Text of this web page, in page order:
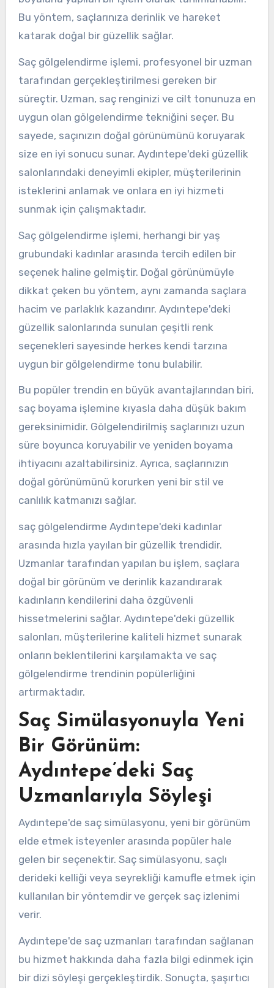
Bu yöntem, saçlarınıza derinlik ve hareket
katarak doğal bir güzellik sağlar.
Saç gölgelendirme işlemi, profesyonel bir uzman
tarafından gerçekleştirilmesi gereken bir
süreçtir. Uzman, saç renginizi ve cilt tonunuza en
uygun olan gölgelendirme tekniğini seçer. Bu
sayede, saçınızın doğal görünümünü koruyarak
size en iyi sonucu sunar. Aydıntepe'deki güzellik
salonlarındaki deneyimli ekipler, müşterilerinin
isteklerini anlamak ve onlara en iyi hizmeti
sunmak için çalışmaktadır.
Saç gölgelendirme işlemi, herhangi bir yaş
grubundaki kadınlar arasında tercih edilen bir
seçenek haline gelmiştir. Doğal görünümüyle
dikkat çeken bu yöntem, aynı zamanda saçlara
hacim ve parlaklık kazandırır. Aydıntepe'deki
güzellik salonlarında sunulan çeşitli renk
seçenekleri sayesinde herkes kendi tarzına
uygun bir gölgelendirme tonu bulabilir.
Bu popüler trendin en büyük avantajlarından biri,
saç boyama işlemine kıyasla daha düşük bakım
gereksinimidir. Gölgelendirilmiş saçlarınızı uzun
süre boyunca koruyabilir ve yeniden boyama
ihtiyacını azaltabilirsiniz. Ayrıca, saçlarınızın
doğal görünümünü korurken yeni bir stil ve
canlılık katmanızı sağlar.
saç gölgelendirme Aydıntepe'deki kadınlar
arasında hızla yayılan bir güzellik trendidir.
Uzmanlar tarafından yapılan bu işlem, saçlara
doğal bir görünüm ve derinlik kazandırarak
kadınların kendilerini daha özgüvenli
hissetmelerini sağlar. Aydıntepe'deki güzellik
salonları, müşterilerine kaliteli hizmet sunarak
onların beklentilerini karşılamakta ve saç
gölgelendirme trendinin popülerliğini
artırmaktadır.
Saç Simülasyonuyla Yeni
Bir Görünüm:
Aydıntepe’deki Saç
Uzmanlarıyla Söyleşi
Aydıntepe'de saç simülasyonu, yeni bir görünüm
elde etmek isteyenler arasında popüler hale
gelen bir seçenektir. Saç simülasyonu, saçlı
derideki kelliği veya seyrekliği kamufle etmek için
kullanılan bir yöntemdir ve gerçek saç izlenimi
verir.
Aydıntepe'de saç uzmanları tarafından sağlanan
bu hizmet hakkında daha fazla bilgi edinmek için
bir dizi söyleşi gerçekleştirdik. Sonuçta, şaşırtıcı